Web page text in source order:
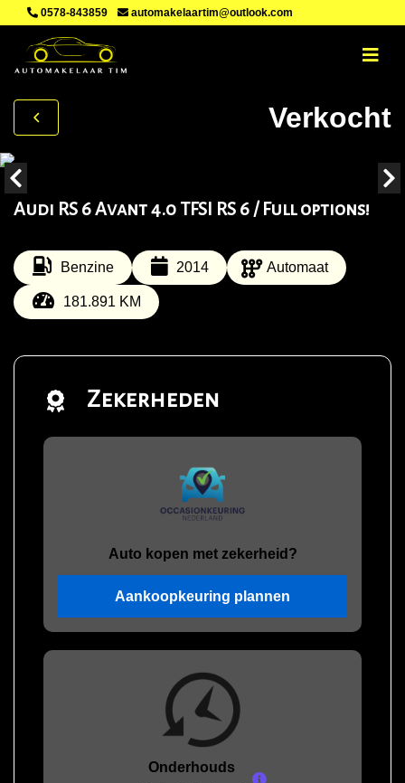
0578-843859 automakelaartim@outlook.com
Verkocht
Audi RS 6 Avant 4.0 TFSI RS 6 / Full options!
Benzine 2014 Automaat
181.891 KM
Zekerheden
Auto kopen met zekerheid?
Aankoopkeuring plannen
Onderhouds